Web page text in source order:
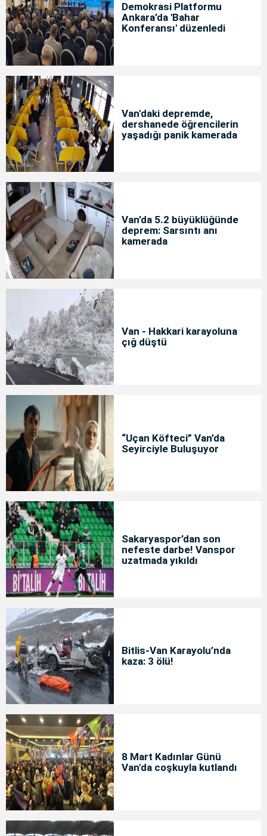
Demokrasi Platformu
Ankara’da 'Bahar
Konferansı' düzenledi
Van'daki depremde,
dershanede öğrencilerin
yaşadığı panik kamerada
Van’da 5.2 büyüklüğünde
deprem: Sarsıntı anı
kamerada
Van - Hakkari karayoluna
çığ düştü
“Uçan Köfteci” Van’da
Seyirciyle Buluşuyor
Sakaryaspor’dan son
nefeste darbe! Vanspor
uzatmada yıkıldı
Bitlis-Van Karayolu’nda
kaza: 3 ölü!
8 Mart Kadınlar Günü
Van'da coşkuyla kutlandı